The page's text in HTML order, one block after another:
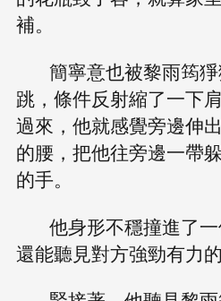
補。
簡寧意也被黎雨筠
跳，條件反射縮了一下
過來，他就感覺旁邊伸
的腰，把他往旁邊一帶
的手。
他身形不穩撞進了
還能聽見對方強勁有力的